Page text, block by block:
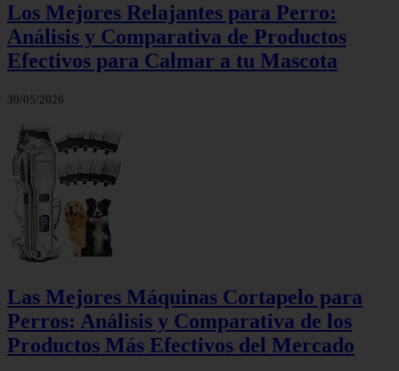
Los Mejores Relajantes para Perro:
Análisis y Comparativa de Productos
Efectivos para Calmar a tu Mascota
30/05/2026
Las Mejores Máquinas Cortapelo para
Perros: Análisis y Comparativa de los
Productos Más Efectivos del Mercado